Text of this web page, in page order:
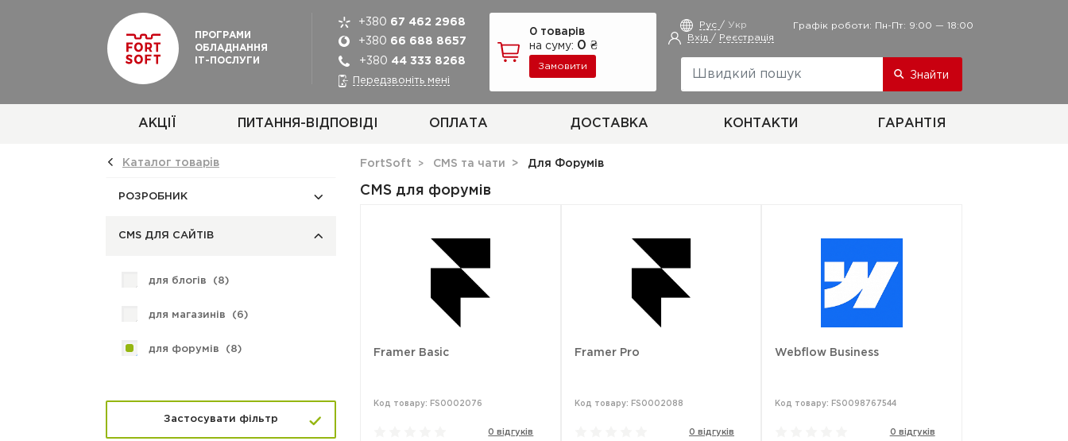
Вхід / Реєстрація
Рус / Укр Графік роботи: Пн-Пт: 9:00 — 18:00
Знайти
0 товарів
на суму: 0 ₴
Замовити
ПРОГРАМИ
ОБЛАДНАННЯ
ІТ-ПОСЛУГИ
АКЦІЇ ПИТАННЯ-ВІДПОВІДІ ОПЛАТА ДОСТАВКА КОНТАКТИ ГАРАНТІЯ
+380 67 462 2968
+380 66 688 8657
+380 44 333 8268
Передзвоніть мені
Каталог товарiв
РОЗРОБНИК
CMS ДЛЯ САЙТІВ
для блогів (8)
для магазинів (6)
для форумів (8)
Застосувати фільтр
FortSoft CMS та чати Для Форумів
CMS для форумів
Framer Basic
Код товару: FS0002076
0 відгуків
Framer Pro
Код товару: FS0002088
0 відгуків
Webflow Business
Код товару: FS0098767544
0 відгуків